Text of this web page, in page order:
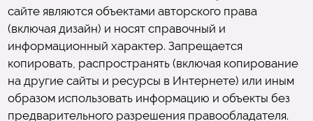
сайте являются объектами авторского права
(включая дизайн) и носят справочный и
информационный характер. Запрещается
копировать, распространять (включая копирование
на другие сайты и ресурсы в Интернете) или иным
образом использовать информацию и объекты без
предварительного разрешения правообладателя.